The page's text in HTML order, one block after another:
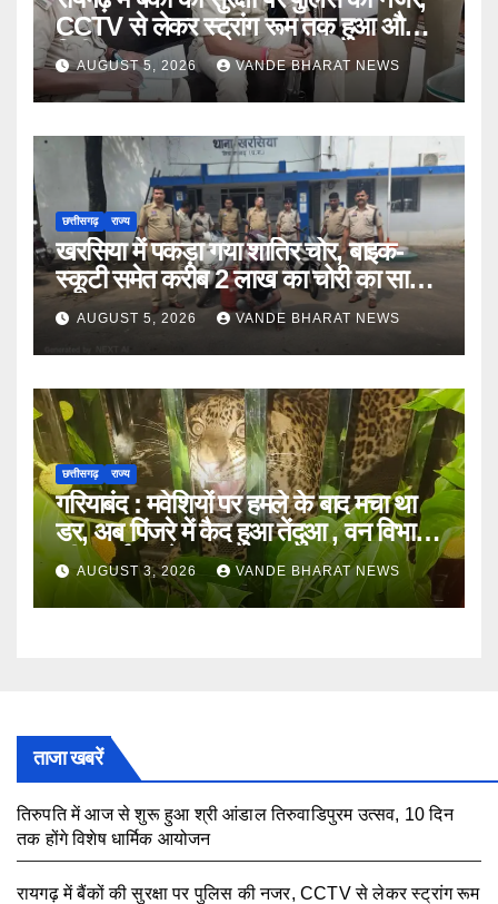
CCTV से लेकर स्ट्रांग रूम तक हुआ औचक
निरीक्षण
AUGUST 5, 2026 VANDE BHARAT NEWS
छत्तीसगढ़ राज्य
खरसिया में पकड़ा गया शातिर चोर, बाइक-
स्कूटी समेत करीब 2 लाख का चोरी का सामान
बरामद
AUGUST 5, 2026 VANDE BHARAT NEWS
छत्तीसगढ़ राज्य
गरियाबंद : मवेशियों पर हमले के बाद मचा था
डर, अब पिंजरे में कैद हुआ तेंदुआ , वन विभाग
की सतर्कता से टला खतरा
AUGUST 3, 2026 VANDE BHARAT NEWS
ताजा खबरें
तिरुपति में आज से शुरू हुआ श्री आंडाल तिरुवाडिपुरम उत्सव, 10 दिन
तक होंगे विशेष धार्मिक आयोजन
रायगढ़ में बैंकों की सुरक्षा पर पुलिस की नजर, CCTV से लेकर स्ट्रांग रूम